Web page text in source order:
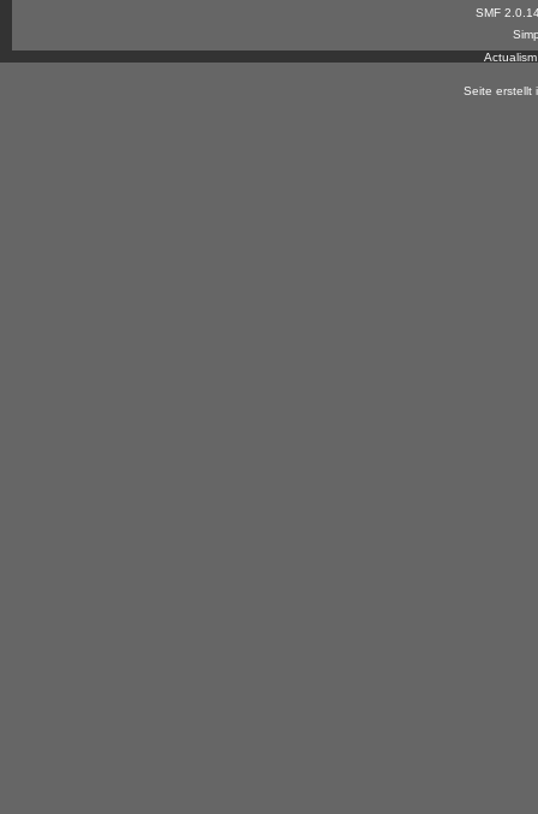
SMF
Seite erstellt